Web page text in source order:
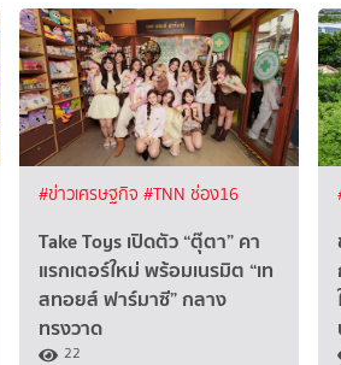
#ข่าวเศรษฐกิจ #TNN ช่อง16
Take Toys เปิดตัว “ตุ๊ตา” คา
แรกเตอร์ใหม่ พร้อมเนรมิต “เท
สทอยส์ ฟาร์มาซี” กลาง
ทรงวาด
22